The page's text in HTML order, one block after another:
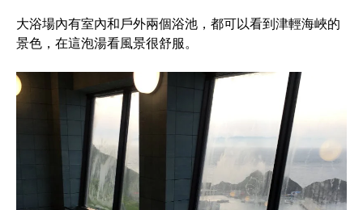
大浴場內有室內和戶外兩個浴池，都可以看到津輕海峽的
景色，在這泡湯看風景很舒服。